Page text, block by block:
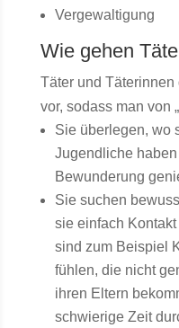
Vergewaltigung
Wie gehen
Täter und Täterinnen
vor, sodass man von
Sie überlegen, wo
Jugendliche
Bewunderung
Sie suchen
sie einfach
sind zum Beispiel
fühlen, die nicht
ihren Eltern
schwierige Zeit